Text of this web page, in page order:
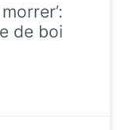
de boi